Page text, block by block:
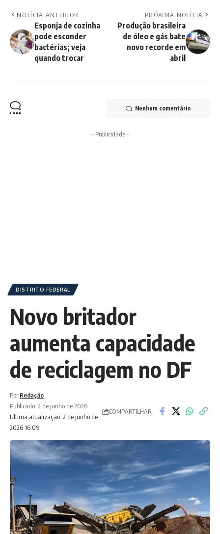
NOTÍCIA ANTERIOR
Esponja de cozinha
pode esconder
bactérias; veja
quando trocar
PRÓXIMA NOTÍCIA
Produção brasileira
de óleo e gás bate
novo recorde em
abril
Nenhum comentário
- Publicidade -
DISTRITO FEDERAL
Novo britador
aumenta capacidade
de reciclagem no DF
Ultima atualização: 2 de junho de
2026 16:09
Por:Redação
Publicado: 2 de junho de 2026
COMPARTILHAR